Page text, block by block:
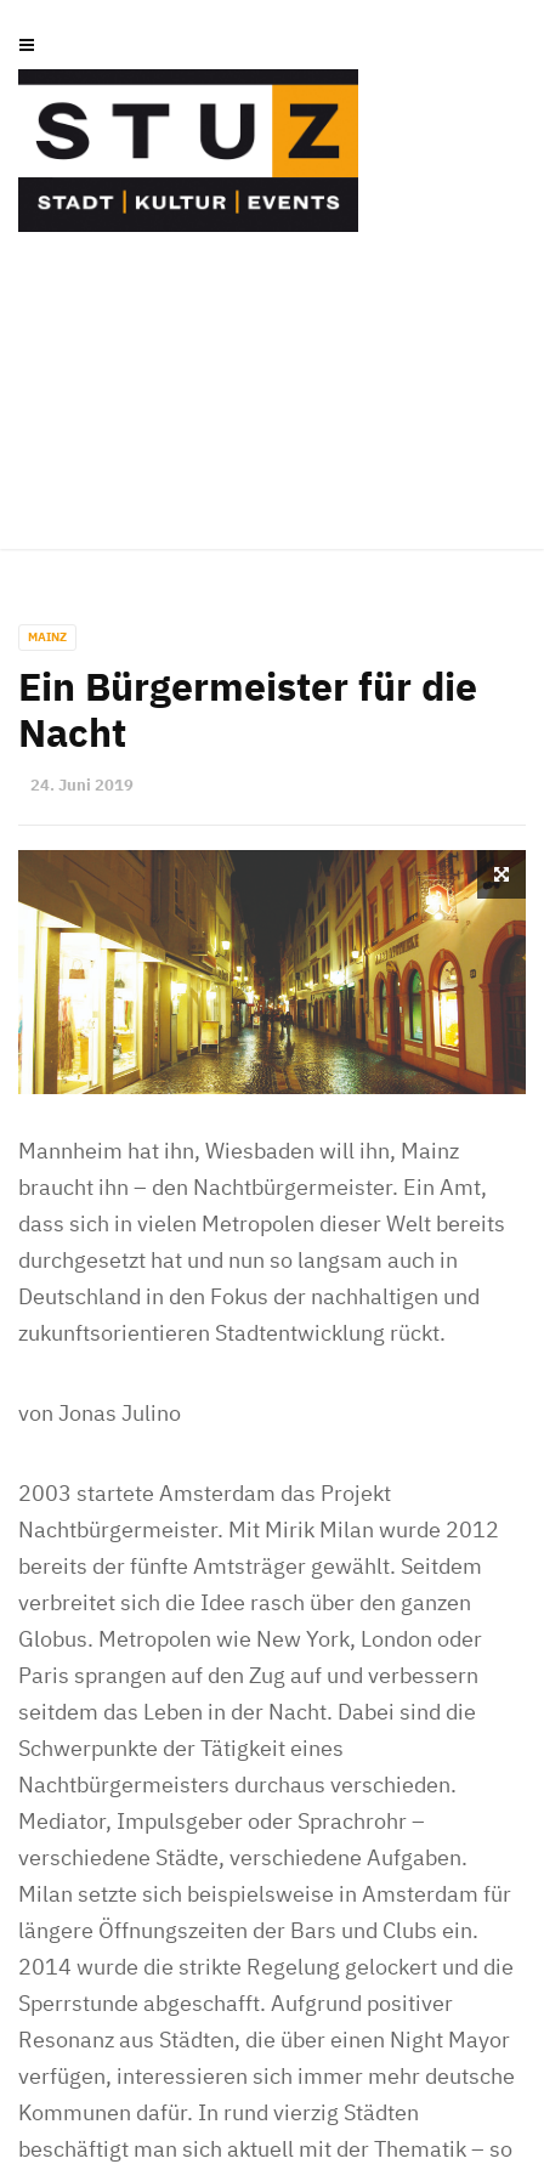
MAINZ
Ein Bürgermeister für die
Nacht
24. Juni 2019
Mannheim hat ihn, Wiesbaden will ihn, Mainz
braucht ihn – den Nachtbürgermeister. Ein Amt,
dass sich in vielen Metropolen dieser Welt bereits
durchgesetzt hat und nun so langsam auch in
Deutschland in den Fokus der nachhaltigen und
zukunftsorientieren Stadtentwicklung rückt.
von Jonas Julino
2003 startete Amsterdam das Projekt
Nachtbürgermeister. Mit Mirik Milan wurde 2012
bereits der fünfte Amtsträger gewählt. Seitdem
verbreitet sich die Idee rasch über den ganzen
Globus. Metropolen wie New York, London oder
Paris sprangen auf den Zug auf und verbessern
seitdem das Leben in der Nacht. Dabei sind die
Schwerpunkte der Tätigkeit eines
Nachtbürgermeisters durchaus verschieden.
Mediator, Impulsgeber oder Sprachrohr –
verschiedene Städte, verschiedene Aufgaben.
Milan setzte sich beispielsweise in Amsterdam für
längere Öffnungszeiten der Bars und Clubs ein.
2014 wurde die strikte Regelung gelockert und die
Sperrstunde abgeschafft. Aufgrund positiver
Resonanz aus Städten, die über einen Night Mayor
verfügen, interessieren sich immer mehr deutsche
Kommunen dafür. In rund vierzig Städten
beschäftigt man sich aktuell mit der Thematik – so